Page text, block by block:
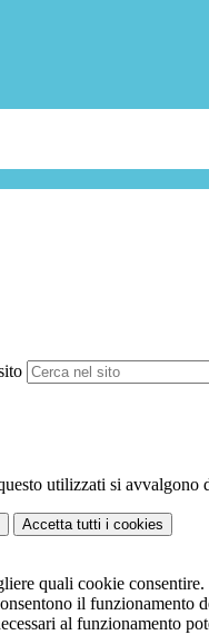
utilizzati si
Accetta tutti i cookies
quali cookie consentire.
il funzionamento
al funzionamento